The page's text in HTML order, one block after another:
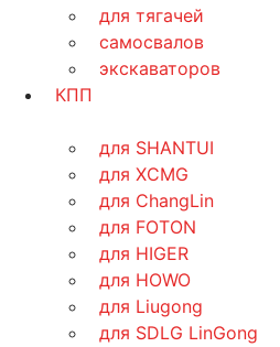
для тягачей
самосвалов
экскаваторов
КПП
для SHANTUI
для XCMG
для ChangLin
для FOTON
для HIGER
для HOWO
для Liugong
для SDLG LinGong